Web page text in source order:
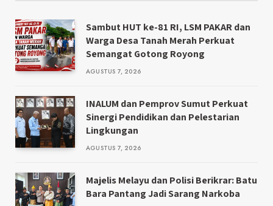
Sambut HUT ke-81 RI, LSM PAKAR dan
Warga Desa Tanah Merah Perkuat
Semangat Gotong Royong
AGUSTUS 7, 2026
INALUM dan Pemprov Sumut Perkuat
Sinergi Pendidikan dan Pelestarian
Lingkungan
AGUSTUS 7, 2026
Majelis Melayu dan Polisi Berikrar: Batu
Bara Pantang Jadi Sarang Narkoba